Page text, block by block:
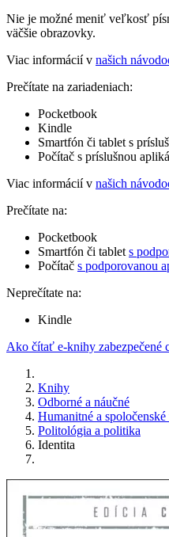
Nie je možné meniť veľkosť
väčšie obrazovky.
Viac informácií v našich
Prečítate na zariadeniach:
Pocketbook
Kindle
Smartfón či tablet s
Počítač s príslušnou
Viac informácií v našich
Prečítate na:
Pocketbook
Smartfón či tablet s
Počítač s podporovanou
Neprečítate na:
Kindle
Ako čítať e-knihy zabezpečené
Knihy
Odborné a náučné
Humanitné a
Politológia a politika
Identita